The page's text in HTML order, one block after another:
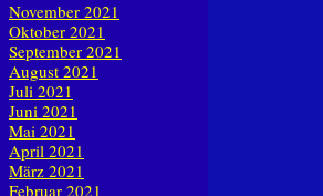
November 2021
Oktober 2021
September 2021
August 2021
Juli 2021
Juni 2021
Mai 2021
April 2021
März 2021
Februar 2021